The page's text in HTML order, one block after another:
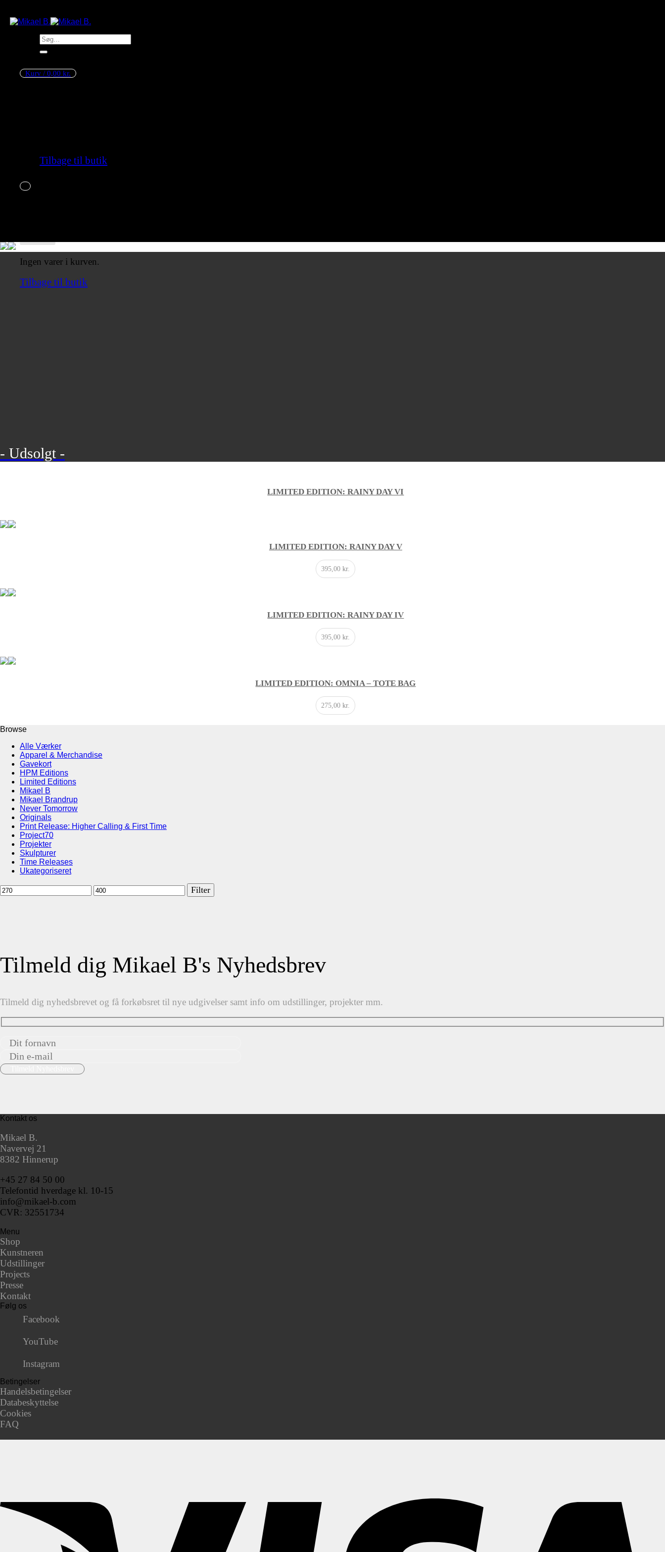
Søg
efter:
Kurv / 0,00 kr.
Tilbage til butik
Ingen varer i kurven.
Tilbage til butik
- Udsolgt -
LIMITED EDITION: RAINY DAY VI
LIMITED EDITION: RAINY DAY V
395,00kr.
LIMITED EDITION: RAINY DAY IV
395,00kr.
LIMITED EDITION: OMNIA – TOTE BAG
275,00kr.
Browse
Alle Værker
Apparel & Merchandise
Gavekort
HPM Editions
Limited Editions
Mikael B
Mikael Brandrup
Never Tomorrow
Originals
Print Release: Higher Calling & First Time
Project70
Projekter
Skulpturer
Time Releases
Ukategoriseret
Mindste
pris
Højeste
pris
Filter
Tilmeld dig Mikael B's Nyhedsbrev
Tilmeld dig nyhedsbrevet og få forkøbsret til nye udgivelser samt info om udstillinger, projekter mm.
Kontakt os
Mikael B.
Navervej 21
8382 Hinnerup
+45 27 84 50 00
Telefontid hverdage kl. 10-15
info@mikael-b.com
CVR: 32551734
Menu
Shop
Kunstneren
Udstillinger
Projects
Presse
Kontakt
Følg os
Facebook
YouTube
Instagram
Betingelser
Handelsbetingelser
Databeskyttelse
Cookies
FAQ